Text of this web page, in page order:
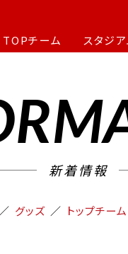
TOPチーム スタジア
新着情報
グッズ トップチーム